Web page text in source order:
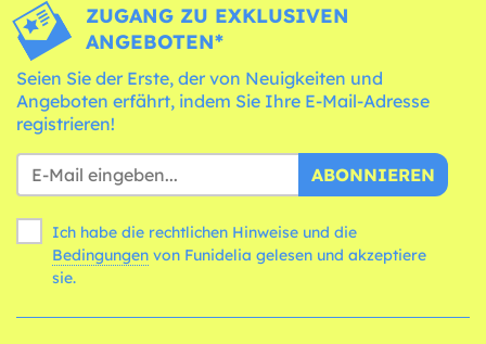
ZUGANG ZU EXKLUSIVEN
ANGEBOTEN*
Seien Sie der Erste, der von Neuigkeiten und
Angeboten erfährt, indem Sie Ihre E-Mail-Adresse
registrieren!
ABONNIEREN
Ich habe die rechtlichen Hinweise und die
Bedingungen
sie.